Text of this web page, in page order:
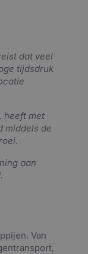
dat veel
tijdsdruk
heeft met
middels de
aan
Van